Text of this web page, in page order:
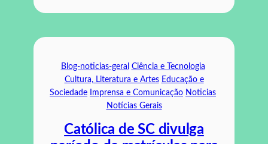
Blog-noticias-geral Ciência e Tecnologia
Cultura, Literatura e Artes Educação e
Sociedade
Imprensa e Comunicação Noticias
Notícias Gerais
Católica de SC divulga